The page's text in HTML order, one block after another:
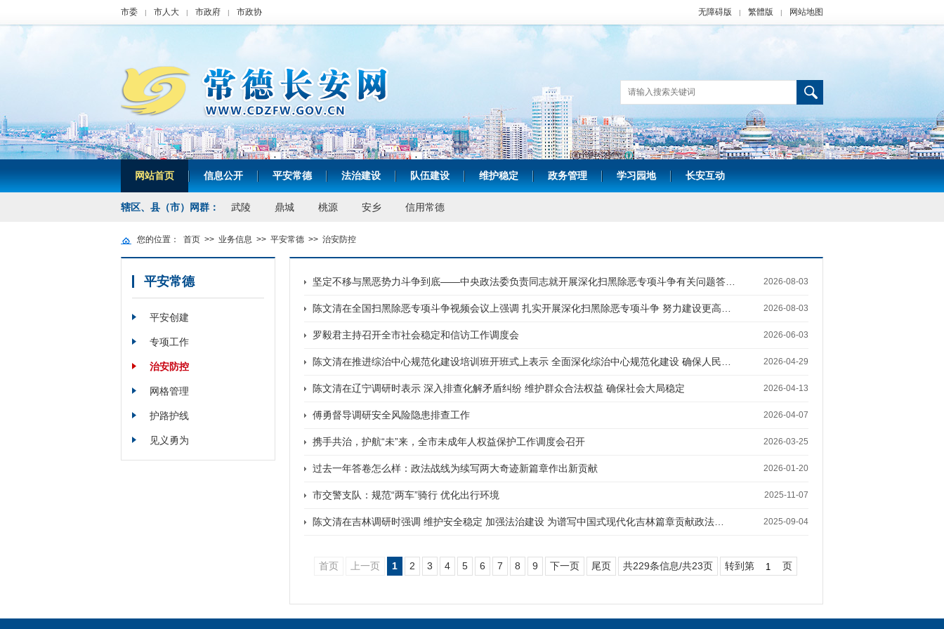
市委 | 市人大 | 市政府 | 市政协 无障碍版 | 繁體版 | 网站地图
网站首页 | 信息公开 | 平安常德 | 法治建设 | 队伍建设 | 维护稳定 | 政务管理 | 学习园地 | 长安互动
辖区、县（市）网群： 武陵 鼎城 桃源 安乡 信用常德
您的位置： 首页 >> 业务信息 >> 平安常德 >> 治安防控
平安常德
平安创建
专项工作
治安防控
网格管理
护路护线
见义勇为
2026-08-03
坚定不移与黑恶势力斗争到底——中央政法委负责同志就开展深化扫黑除恶专项斗争有关问题答…
2026-08-03
陈文清在全国扫黑除恶专项斗争视频会议上强调 扎实开展深化扫黑除恶专项斗争 努力建设更高…
2026-06-03
罗毅君主持召开全市社会稳定和信访工作调度会
2026-04-29
陈文清在推进综治中心规范化建设培训班开班式上表示 全面深化综治中心规范化建设 确保人民…
2026-04-13
陈文清在辽宁调研时表示 深入排查化解矛盾纠纷 维护群众合法权益 确保社会大局稳定
2026-04-07
傅勇督导调研安全风险隐患排查工作
2026-03-25
携手共治，护航“未”来，全市未成年人权益保护工作调度会召开
2026-01-20
过去一年答卷怎么样：政法战线为续写两大奇迹新篇章作出新贡献
2025-11-07
市交警支队：规范“两车”骑行 优化出行环境
2025-09-04
陈文清在吉林调研时强调 维护安全稳定 加强法治建设 为谱写中国式现代化吉林篇章贡献政法…
首页 上一页 1 2 3 4 5 6 7 8 9 下一页 尾页 共229条信息/共23页 转到第 页